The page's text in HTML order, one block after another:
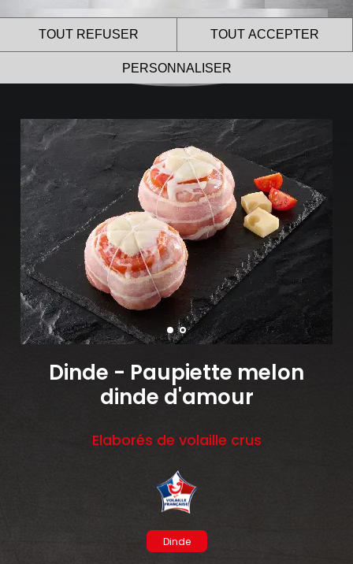
Dinde - Paupiette melon
dinde d'amour
Elaborés de volaille crus
Dinde
Le site internet Le Gaulois
Professionnel utilise des
cookies !
Nous utilisons des cookies pour nous assurer du bon
fonctionnement de notre site et à des fins analytiques.
Vous pouvez changer d’avis à tout moment en cliquant sur
l’icône présente sur chaque page de notre site.
En autorisant ces services tiers, vous acceptez le dépôt et la
nécessaires à leur bon fonctionnement.
TOUT REFUSER TOUT ACCEPTER
PERSONNALISER